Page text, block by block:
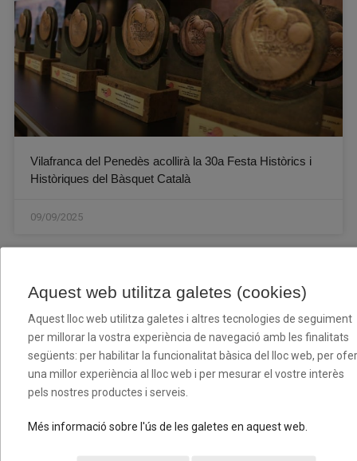
Vilafranca del Penedès acollirà la 30a Festa Històrics i
Històriques del Bàsquet Català
09/09/2025
Aquest web utilitza galetes (cookies)
Aquest lloc web utilitza galetes i altres tecnologies de seguiment
per millorar la vostra experiència de navegació amb les finalitats
següents: per habilitar la funcionalitat bàsica del lloc web, per
una millor experiència al lloc web i per mesurar el vostre interès
pels nostres productes i serveis.
Més informació sobre l'ús de les galetes en aquest web.